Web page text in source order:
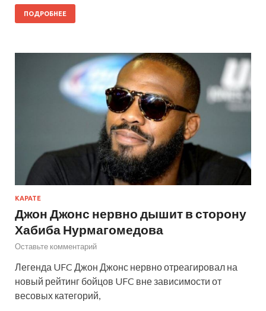
ПОДРОБНЕЕ
КАРАТЕ
Джон Джонс нервно дышит в сторону
Хабиба Нурмагомедова
Оставьте комментарий
Легенда UFC Джон Джонс нервно отреагировал на
новый рейтинг бойцов UFC вне зависимости от
весовых категорий,